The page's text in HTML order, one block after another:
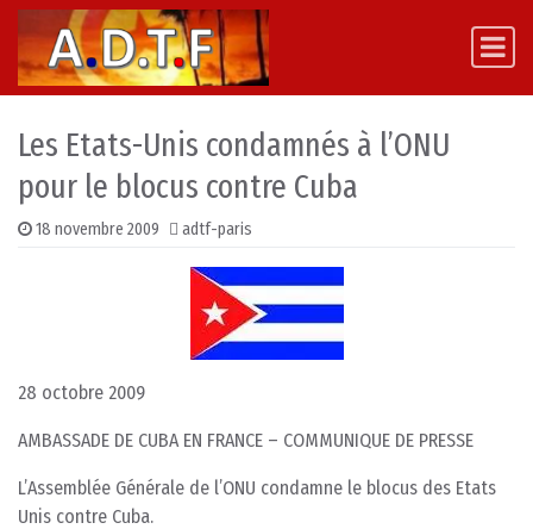
Skip to content
Main Navigation
Les Etats-Unis condamnés à l’ONU
pour le blocus contre Cuba
18 novembre 2009 adtf-paris
28 octobre 2009
AMBASSADE DE CUBA EN FRANCE – COMMUNIQUE DE PRESSE
L’Assemblée Générale de l’ONU condamne le blocus des Etats
Unis contre Cuba.